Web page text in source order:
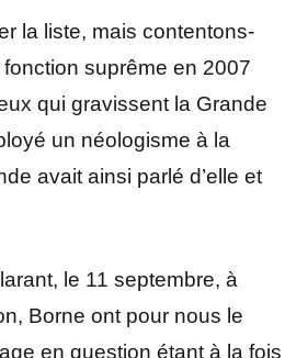
la liste, mais contentons-
suprême en 2007
qui gravissent la Grande
un néologisme à la
avait ainsi parlé d’elle et
le 11 septembre, à
Borne ont pour nous le
en question étant à la fois